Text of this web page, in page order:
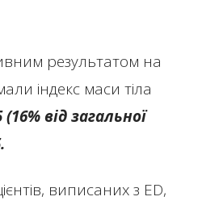
результатом на
індекс маси тіла
(16% від загальної
виписаних з ED,